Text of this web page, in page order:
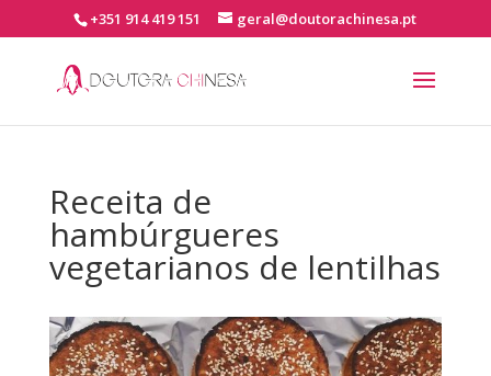
+351 914 419 151 geral@doutorachinesa.pt
Receita de
hambúrgueres
vegetarianos de lentilhas